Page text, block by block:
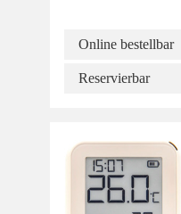
Online bestellbar
Reservierbar